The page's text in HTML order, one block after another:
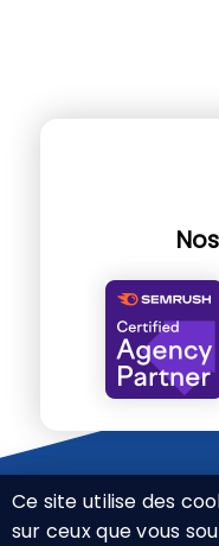
Ce site utilise des
sur ceux que vous